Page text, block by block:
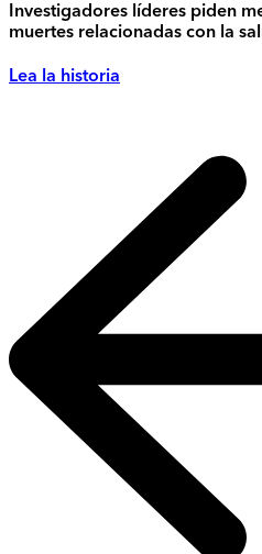
Investigadores líderes piden
muertes relacionadas con la
Lea la historia